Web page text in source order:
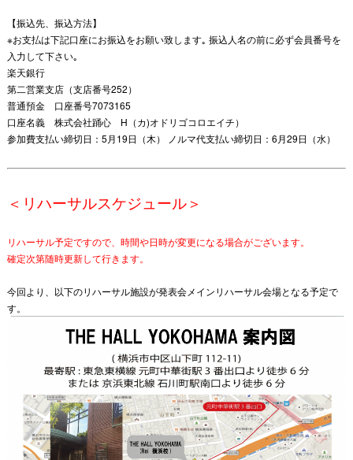
【振込先、振込方法】
※お支払は下記口座にお振込をお願い致します｡ 振込人名の前に必ず会員番号を
入力して下さい｡
楽天銀行
第二営業支店（支店番号252）
普通預金 口座番号7073165
口座名義 株式会社踊心 H（カ)オドリゴコロエイチ）
参加費支払い締切日：5月19日（木） ノルマ代支払い締切日：6月29日（水）
＜リハーサルスケジュール＞
リハーサル予定ですので、時間や日時が変更になる場合がございます。
確定次第随時更新して行きます。
今回より、以下のリハーサル施設が発表会メインリハーサル会場となる予定で
す。